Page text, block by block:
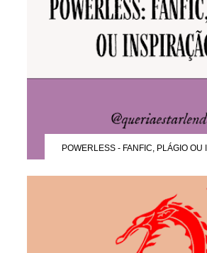
POWERLESS - FANFIC, PLÁGIO OU